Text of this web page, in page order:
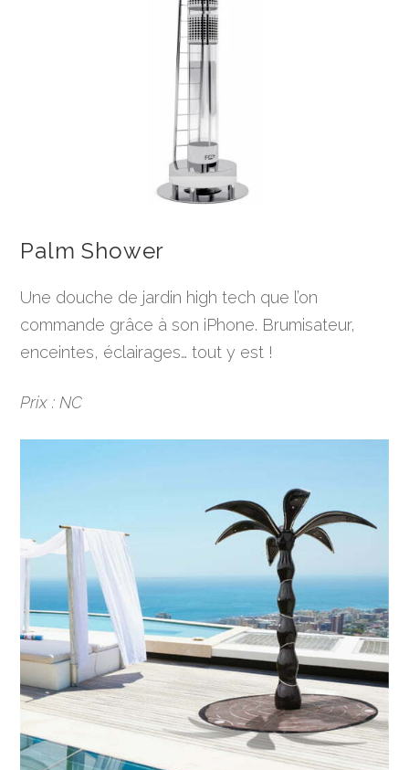
Palm Shower
Une douche de jardin high tech que l’on
commande grâce à son iPhone. Brumisateur,
enceintes, éclairages… tout y est !
Prix : NC